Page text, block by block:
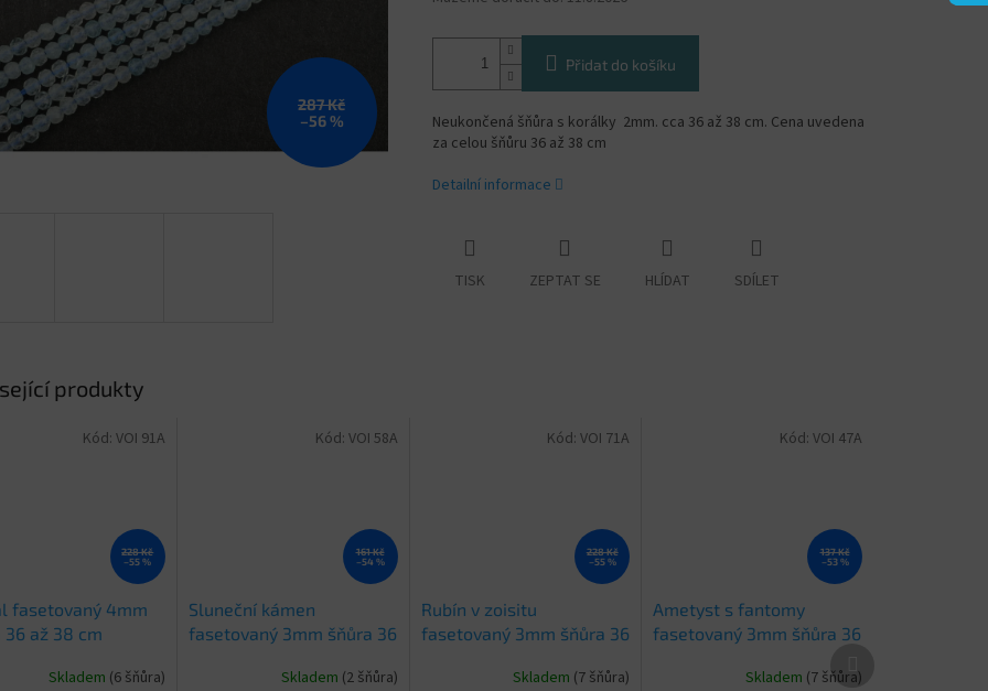
287 Kč
–56 %
Přidat do košíku
Neukončená šňůra s korálky 2mm. cca 36 až 38 cm. Cena uvedena
za celou šňůru 36 až 38 cm
Detailní informace
TISK ZEPTAT SE HLÍDAT SDÍLET
produkty
228 Kč
–55 %
fasetovaný 4mm
36 až 38 cm
Skladem (6 šňůra)
Kód: VOI 91A
161 Kč
–54 %
Sluneční kámen
fasetovaný 3mm šňůra 36
Skladem (2 šňůra)
Kód: VOI 58A
228 Kč
–55 %
Rubín v zoisitu
fasetovaný 3mm šňůra 36
Skladem (7 šňůra)
Kód:VOI 71A
137 Kč
–53 %
Ametyst s fantomy
fasetovaný 3mm šňůra 36
Skladem (7 šňůra)
Kód: VOI 47A
produkt